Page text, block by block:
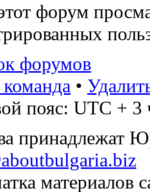
форум
форумов
•
пояс: UTC + 3
принадлежат
материалов